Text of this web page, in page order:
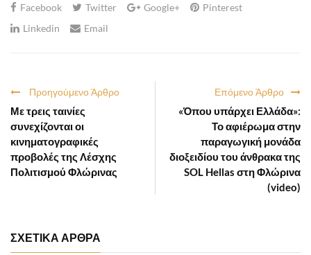
Facebook Twitter Google+
Pinterest
Linkedin
Email
Επόμενο Άρθρο
«Όπου υπάρχει Ελλάδα»:
Το αφιέρωμα στην
παραγωγική μονάδα
διοξειδίου του άνθρακα της
SOL Hellas στη Φλώρινα
(video)
Προηγούμενο Άρθρο
Με τρεις ταινίες
συνεχίζονται οι
κινηματογραφικές
προβολές της Λέσχης
Πολιτισμού Φλώρινας
ΣΧΕΤΙΚΑ ΑΡΘΡΑ